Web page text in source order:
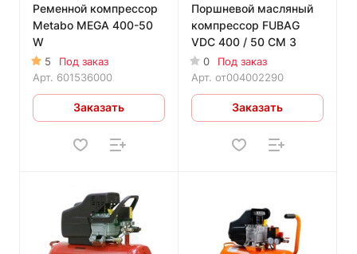
Ременной компрессор
Metabo MEGA 400-50
W
5
Под заказ
Арт. 601536000
Заказать
Поршневой масляный
компрессор FUBAG
VDC 400 / 50 CM 3
0
Под заказ
Арт. от004002290
Заказать